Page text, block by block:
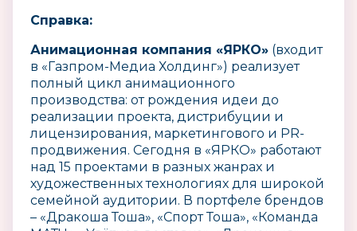
Справка:
Анимационная компания «ЯРКО» (входит
в «Газпром-Медиа Холдинг») реализует
полный цикл анимационного
производства: от рождения идеи до
реализации проекта, дистрибуции и
лицензирования, маркетингового и PR-
продвижения. Сегодня в «ЯРКО» работают
над 15 проектами в разных жанрах и
художественных технологиях для широкой
семейной аудитории. В портфеле брендов
– «Дракоша Тоша», «Спорт Тоша», «Команда